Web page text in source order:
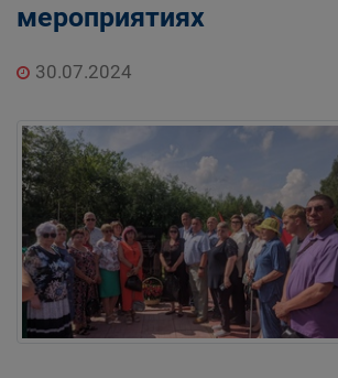
мероприятиях
30.07.2024